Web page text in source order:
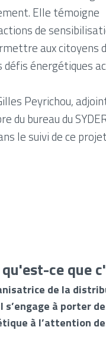
Elle témoigne
de
aux citoyens
défis énergétiques
Peyrichou,
du bureau du
le suivi de ce
ce que
de la
à porter
à l’attention